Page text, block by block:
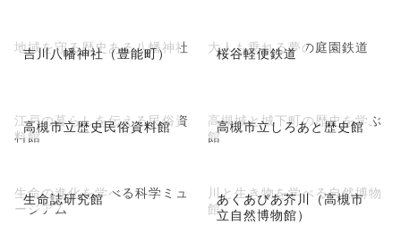
吉川八幡神社（豊能町）
地域を守る歴史ある八幡神社 桜谷軽便鉄道
大人も乗れる夢の庭園鉄道
高槻市立歴史民俗資料館
江戸の暮らしを伝える民俗資
料館
高槻市立しろあと歴史館
高槻城と城下町の歴史を学ぶ
館
生命誌研究館
生命の進化を学べる科学ミュ
ージアム
あくあぴあ芥川（高槻市
立自然博物館）
川と生き物を学べる自然博物
館